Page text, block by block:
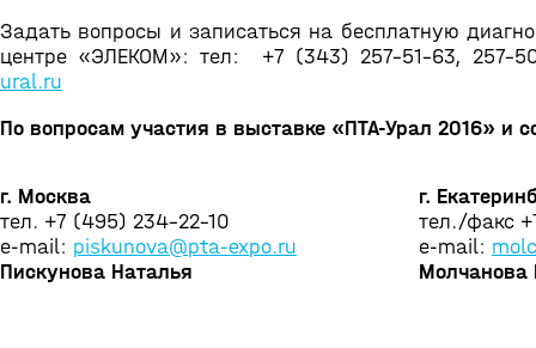
Задать вопросы и записаться на бесплатную
центре «ЭЛЕКОМ»: тел: +7 (343) 257-51-63, 257-
ural.ru
По вопросам участия в выставке «ПТА-Урал 2016» и
г. Москва
тел. +7 (495) 234-22-10
e-mail: piskunova@pta-expo.ru
Пискунова Наталья
г.
тел./факс
e-mail:
Молчанова